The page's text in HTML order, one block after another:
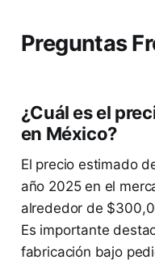
Preguntas
¿Cuál es el
en México?
El precio estimado
año 2025 en el
alrededor de
Es importante
fabricación bajo